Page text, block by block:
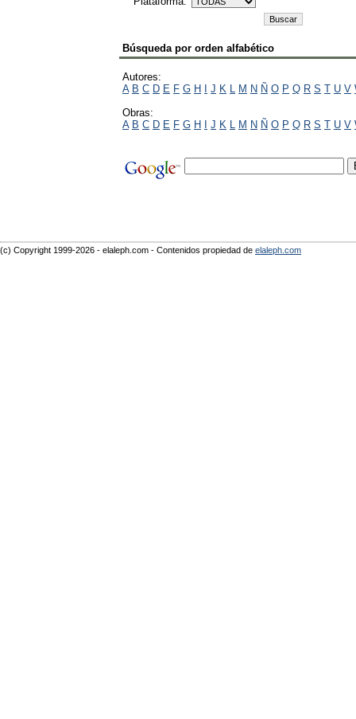
Búsqueda por orden alfabético
Autores:
A B C D E F G H I J K L M N Ñ O P Q R S T U V
Obras:
A B C D E F G H I J K L M N Ñ O P Q R S T U V
(c) Copyright 1999-2026 - elaleph.com - Contenidos propiedad de elaleph.com